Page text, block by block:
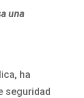
una
ha
seguridad